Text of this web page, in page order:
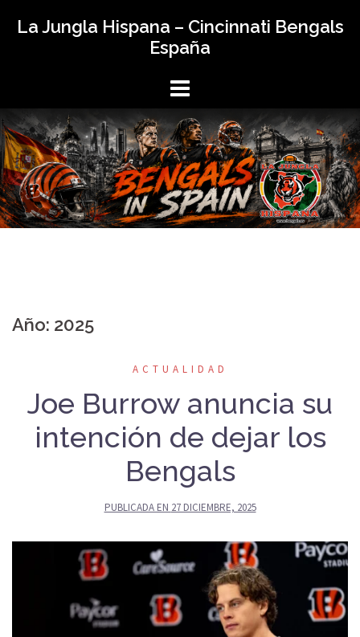
La Jungla Hispana – Cincinnati Bengals
España
Año: 2025
ACTUALIDAD
Joe Burrow anuncia su
intención de dejar los
Bengals
PUBLICADA EN 27 DICIEMBRE, 2025